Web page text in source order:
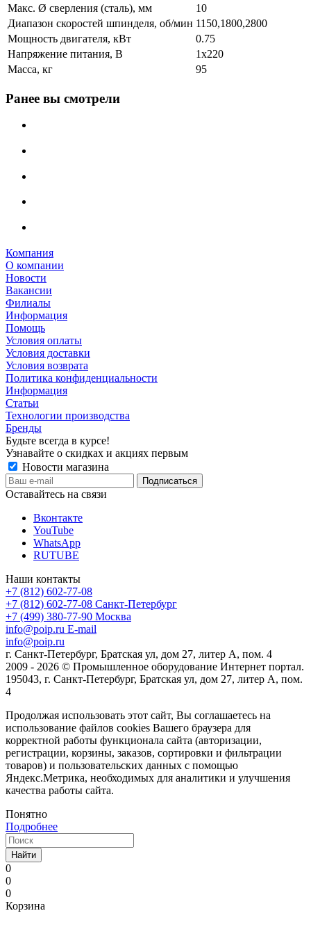
Макс. Ø сверления (сталь), мм
10
Диапазон скоростей шпинделя, об/мин 1150,1800,2800
Мощность двигателя, кВт
0.75
Напряжение питания, В
1x220
Масса, кг
95
Ранее вы смотрели
Компания
О компании
Новости
Вакансии
Филиалы
Информация
Помощь
Условия оплаты
Условия доставки
Условия возврата
Политика конфиденциальности
Информация
Статьи
Технологии производства
Бренды
Будьте всегда в курсе!
Узнавайте о скидках и акциях первым
Новости магазина
Оставайтесь на связи
Вконтакте
YouTube
WhatsApp
RUTUBE
Наши контакты
+7 (812) 602-77-08
+7 (812) 602-77-08 Санкт-Петербург
+7 (499) 380-77-90 Москва
info@poip.ru E-mail
info@poip.ru
г. Санкт-Петербург, Братская ул, дом 27, литер А, пом. 4
2009 - 2026 © Промышленное оборудование Интернет портал.
195043, г. Санкт-Петербург, Братская ул, дом 27, литер А, пом.
4
Продолжая использовать этот сайт, Вы соглашаетесь на
использование файлов cookies Вашего браузера для
корректной работы функционала сайта (авторизации,
регистрации, корзины, заказов, сортировки и фильтрации
товаров) и пользовательских данных с помощью
Яндекс.Метрика, необходимых для аналитики и улучшения
качества работы сайта.
Понятно
Подробнее
Найти
0
0
0
Корзина